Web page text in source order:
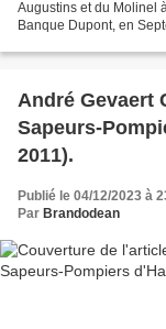
Augustins et du Molinel
Banque Dupont, en
André Gevaert
Sapeurs-
2011).
Publié le 04/12/2023 à
Par Brandodean